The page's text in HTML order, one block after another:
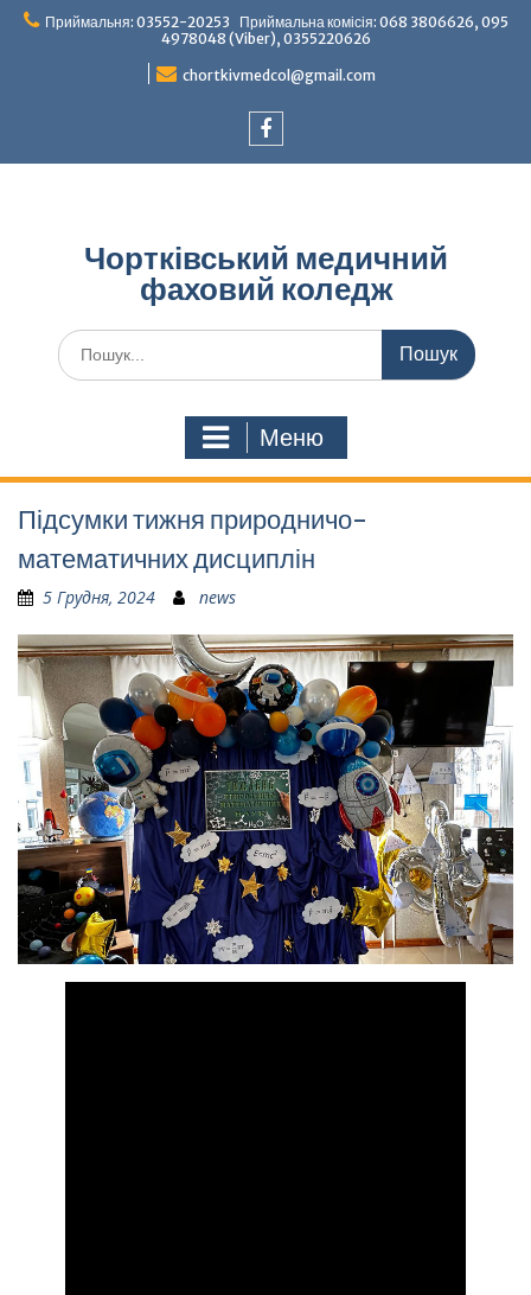
ПерейтиПриймальня: 03552-20253 Приймальна комісія: 068 3806626, 095
4978048 (Viber), 0355220626
chortkivmedcol@gmail.com
Чортківський медичний
фаховий коледж
Шукати:
Меню
Підсумки тижня природничо-
математичних дисциплін
5 Грудня, 2024 news